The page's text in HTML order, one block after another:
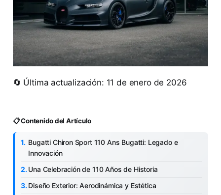
🔄 Última actualización: 11 de enero de 2026
📋 Contenido del Artículo
Bugatti Chiron Sport 110 Ans Bugatti: Legado e
Innovación
Una Celebración de 110 Años de Historia
Diseño Exterior: Aerodinámica y Estética